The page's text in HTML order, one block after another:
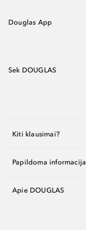
Douglas App
Sek DOUGLAS
Kiti klausimai?
Papildoma informacija
Apie DOUGLAS